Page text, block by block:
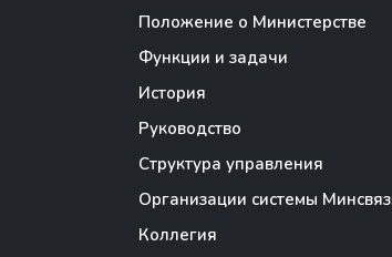
Положение о Министерстве
Функции и задачи
История
Руководство
Структура управления
Организации системы
Коллегия